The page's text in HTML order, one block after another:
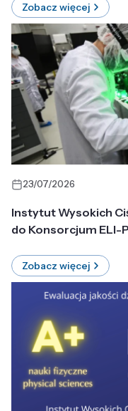
Zobacz więcej
23/07/2026
Instytut Wysokich
do Konsorcjum ELI-
Zobacz więcej